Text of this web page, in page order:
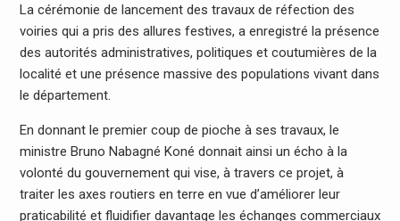
La cérémonie de lancement des travaux de réfection des
voiries qui a pris des allures festives, a enregistré la présence
des autorités administratives, politiques et coutumières de la
localité et une présence massive des populations vivant dans
le département.
En donnant le premier coup de pioche à ses travaux, le
ministre Bruno Nabagné Koné donnait ainsi un écho à la
volonté du gouvernement qui vise, à travers ce projet, à
traiter les axes routiers en terre en vue d’améliorer leur
praticabilité et fluidifier davantage les échanges commerciaux